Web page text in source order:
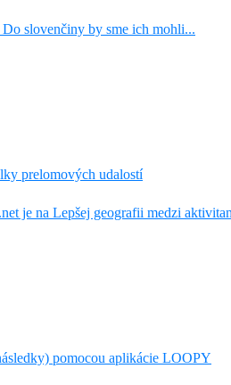
slovenčiny by sme ich mohli...
prelomových udalostí
je na Lepšej geografii medzi
pomocou aplikácie LOOPY